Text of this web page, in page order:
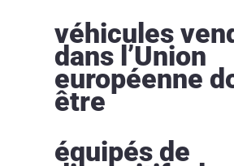
véhicules
dans l’Union
européenne
être
équipés de